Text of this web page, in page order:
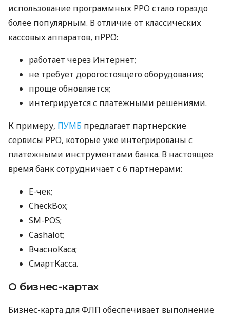
использование программных РРО стало гораздо
более популярным. В отличие от классических
кассовых аппаратов, пРРО:
работает через Интернет;
не требует дорогостоящего оборудования;
проще обновляется;
интегрируется с платежными решениями.
К примеру, ПУМБ предлагает партнерские
сервисы РРО, которые уже интегрированы с
платежными инструментами банка. В настоящее
время банк сотрудничает с 6 партнерами:
E-чек;
CheckBox;
SM-POS;
Cashalot;
ВчасноКаса;
СмартКасса.
О бизнес-картах
Бизнес-карта для ФЛП обеспечивает выполнение